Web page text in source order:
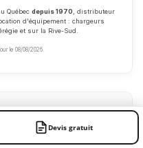
Québec depuis 1970, distributeur
d'équipement : chargeurs
et sur la Rive-Sud.
le 08/08/2026
: tarifs avec ou sans
Devis gratuit